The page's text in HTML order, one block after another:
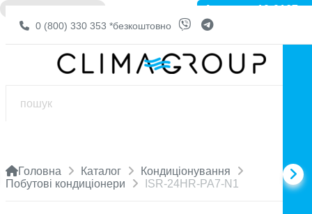
0 (800) 330 353 *безкоштовно
Головна Каталог
Кондиціонування
Побутові кондиціонери
ISR-24HR-PA7-N1
Артикул: 10-0167
❌ НЕМА В НАЯВНОСТІ